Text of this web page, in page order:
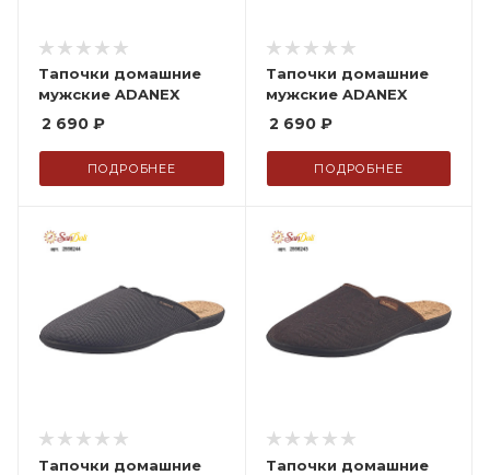
Тапочки домашние
мужские ADANEX
2 690 ₽
ПОДРОБНЕЕ
Тапочки домашние
мужские ADANEX
2 690₽
ПОДРОБНЕЕ
Тапочки домашние
Тапочки домашние